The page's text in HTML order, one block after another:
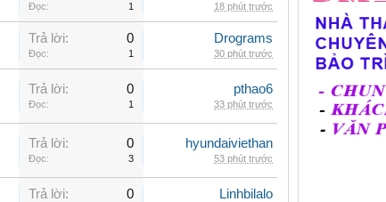
Đọc: 1 18 phút trước
Trả lời: 0
Đọc: 1
Drograms
30 phút trước
Trả lời: 0
Đọc: 1
pthao6
33 phút trước
Trả lời: 0
Đọc: 3
hyundaiviethan
53 phút trước
Trả lời: 0 Linhbilalo